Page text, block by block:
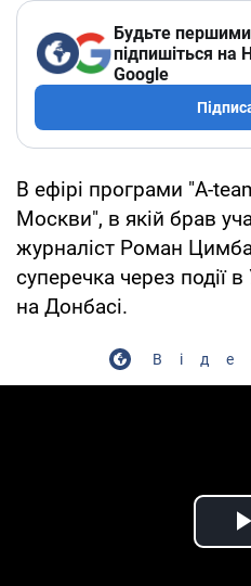
Будьте першими
підпишіться на
Google
В ефірі програми "A-
Москви", в якій брав
журналіст Роман
суперечка через події
на Донбасі.